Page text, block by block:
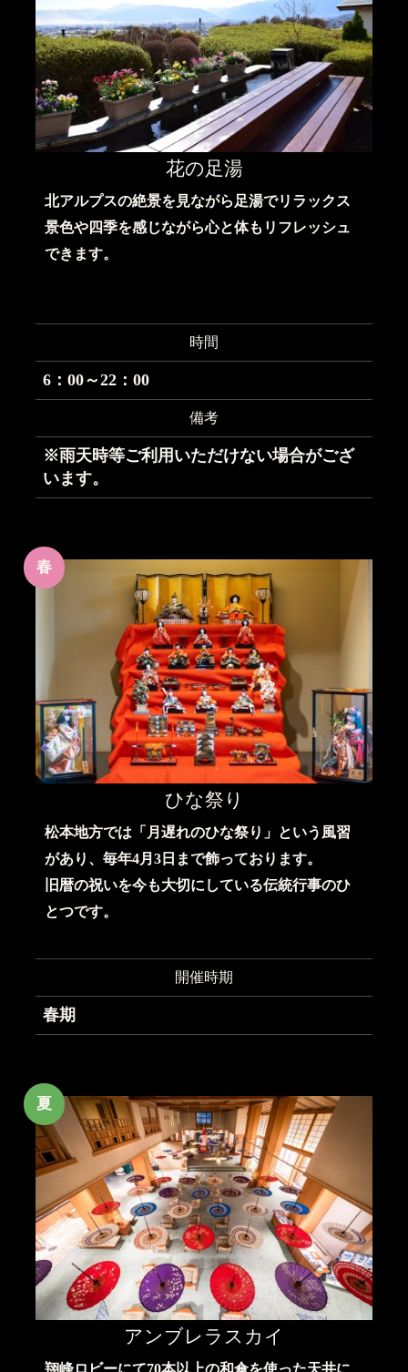
花の足湯
北アルプスの絶景を見ながら足湯でリラックス
景色や四季を感じながら心と体もリフレッシュ
できます。
時間
6：00～22：00
備考
※雨天時等ご利用いただけない場合がござ
います。
春
ひな祭り
松本地方では「月遅れのひな祭り」という風習
があり、毎年4月3日まで飾っております。
旧暦の祝いを今も大切にしている伝統行事のひ
とつです。
開催時期
春期
夏
アンブレラスカイ